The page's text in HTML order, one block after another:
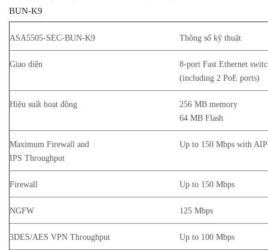
BUN-K9
ASA5505-SEC-BUN-K9 Thông số kỹ thuật
Giao diện
8-port Fast Ethernet
(including 2 PoE ports)
Hiệu suất hoạt động
256 MB memory
64 MB Flash
Maximum Firewall and
IPS Throughput
Up to 150 Mbps with
Firewall Up to 150 Mbps
NGFW 125 Mbps
3DES/AES VPN Throughput Up to 100 Mbps